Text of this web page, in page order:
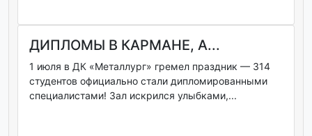
ДИПЛОМЫ В КАРМАНЕ, А...
1 июля в ДК «Металлург» гремел праздник — 314
студентов официально стали дипломированными
специалистами! Зал искрился улыбками,...